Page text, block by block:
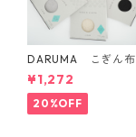
DARUMA こぎん布
（ハードタイプ）
¥1,272
20%OFF